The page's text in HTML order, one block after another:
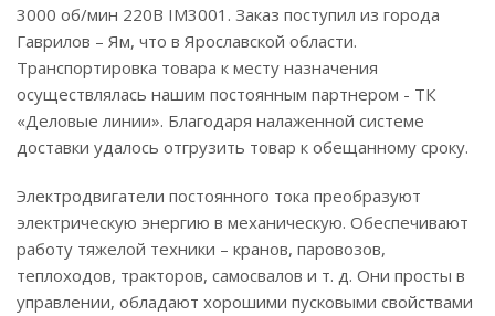
3000 об/мин 220В IM3001. Заказ поступил из города
Гаврилов – Ям, что в Ярославской области.
Транспортировка товара к месту назначения
осуществлялась нашим постоянным партнером - ТК
«Деловые линии». Благодаря налаженной системе
доставки удалось отгрузить товар к обещанному сроку.
Электродвигатели постоянного тока преобразуют
электрическую энергию в механическую. Обеспечивают
работу тяжелой техники – кранов, паровозов,
теплоходов, тракторов, самосвалов и т. д. Они просты в
управлении, обладают хорошими пусковыми свойствами